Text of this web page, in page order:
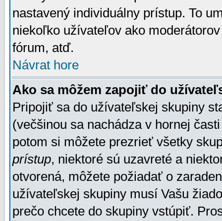
nastavený individuálny prístup. To
niekoľko užívateľov ako
fórum, atď.
Návrat hore
Ako sa môžem zapojiť do
Pripojiť sa do užívateľskej skupiny
(večšinou sa nachádza v hornej
potom si môžete prezrieť všetky
prístup, niektoré sú uzavreté a
otvorená, môžete požiadať o
užívateľskej skupiny musí Vašu
prečo chcete do skupiny vstúpiť.